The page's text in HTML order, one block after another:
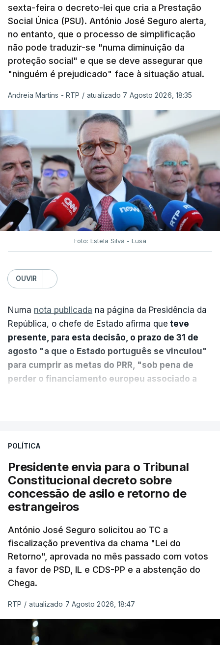
sexta-feira o decreto-lei que cria a Prestação
Social Única (PSU). António José Seguro alerta,
no entanto, que o processo de simplificação
não pode traduzir-se "numa diminuição da
proteção social" e que se deve assegurar que
"ninguém é prejudicado" face à situação atual.
Andreia Martins - RTP / atualizado 7 Agosto 2026, 18:35
Foto: Estela Silva - Lusa
OUVIR
Numa nota publicada na página da Presidência da
República, o chefe de Estado afirma que teve
presente, para esta decisão, o prazo de 31 de
agosto "a que o Estado português se vinculou"
para cumprir as metas do PRR, "sob pena de
perder o financiamento europeu associado a
sistema mais simples, mais justo e transparente".
"Sempre que seja possível reduzir burocracias,
eliminar sobreposições e garantir que os apoios
chegam a quem mais necessita, estaremos a dar
um passo na direção certa", argumenta o
Presidente da República.
Assegurar que "ninguém é
prejudicado"
O Preisdente deixa, no entanto, deixa alguns
avisos:uma reforma desta dimensão "deve ter
POLÍTICA
Presidente envia para o Tribunal
Constitucional decreto sobre
concessão de asilo e retorno de
estrangeiros
António José Seguro solicitou ao TC a
fiscalização preventiva da chama "Lei do
Retorno", aprovada no mês passado com votos
a favor de PSD, IL e CDS-PP e a abstenção do
Chega.
RTP / atualizado 7 Agosto 2026, 18:47